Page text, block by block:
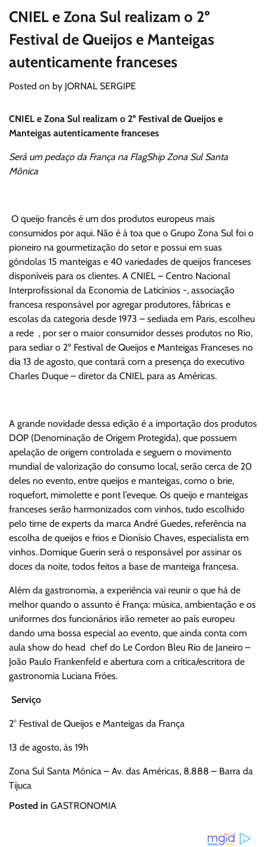
CNIEL e Zona Sul realizam o 2º
Festival de Queijos e Manteigas
autenticamente franceses
Posted on by JORNAL SERGIPE
CNIEL e Zona Sul realizam o 2º Festival de Queijos e
Manteigas autenticamente franceses
Será um pedaço da França na FlagShip Zona Sul Santa
Mônica
O queijo francês é um dos produtos europeus mais
consumidos por aqui. Não é à toa que o Grupo Zona Sul foi o
pioneiro na gourmetização do setor e possui em suas
gôndolas 15 manteigas e 40 variedades de queijos franceses
disponíveis para os clientes. A CNIEL – Centro Nacional
Interprofissional da Economia de Laticínios -, associação
francesa responsável por agregar produtores, fábricas e
escolas da categoria desde 1973 – sediada em Paris, escolheu
a rede , por ser o maior consumidor desses produtos no Rio,
para sediar o 2º Festival de Queijos e Manteigas Franceses no
dia 13 de agosto, que contará com a presença do executivo
Charles Duque – diretor da CNIEL para as Américas.
A grande novidade dessa edição é a importação dos produtos
DOP (Denominação de Origem Protegida), que possuem
apelação de origem controlada e seguem o movimento
mundial de valorização do consumo local, serão cerca de 20
deles no evento, entre queijos e manteigas, como o brie,
roquefort, mimolette e pont l’eveque. Os queijo e manteigas
franceses serão harmonizados com vinhos, tudo escolhido
pelo time de experts da marca André Guedes, referência na
escolha de queijos e frios e Dionísio Chaves, especialista em
vinhos. Domique Guerin será o responsável por assinar os
doces da noite, todos feitos a base de manteiga francesa.
Além da gastronomia, a experiência vai reunir o que há de
melhor quando o assunto é França: música, ambientação e os
uniformes dos funcionários irão remeter ao país europeu
dando uma bossa especial ao evento, que ainda conta com
aula show do head chef do Le Cordon Bleu Rio de Janeiro –
João Paulo Frankenfeld e abertura com a crítica/escritora de
gastronomia Luciana Fróes.
Serviço
2° Festival de Queijos e Manteigas da França
13 de agosto, às 19h
Zona Sul Santa Mônica – Av. das Américas, 8.888 – Barra da
Tijuca
Posted in GASTRONOMIA